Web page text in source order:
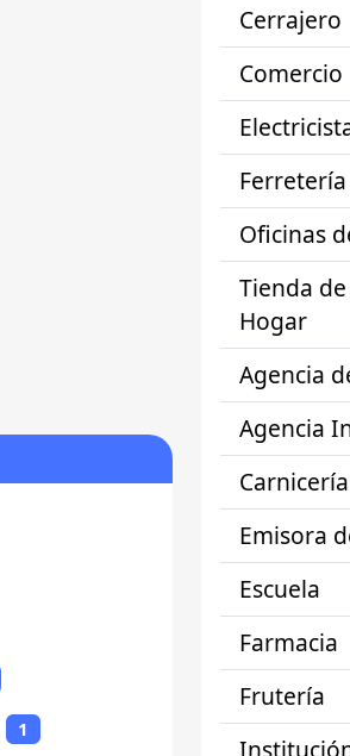
1
Cerrajero
Comercio
Ferretería
Oficinas
Tienda
Hogar
Agencia
Agencia
Carnicería
Emisora
Escuela
Farmacia
Frutería